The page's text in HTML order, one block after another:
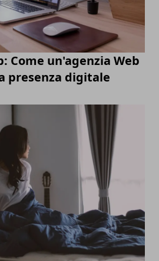
Come un'agenzia Web
presenza digitale